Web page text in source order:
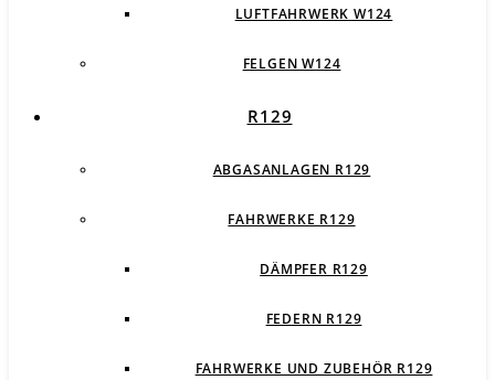
LUFTFAHRWERK W124
FELGEN W124
R129
ABGASANLAGEN R129
FAHRWERKE R129
DÄMPFER R129
FEDERN R129
FAHRWERKE UND ZUBEHÖR R129